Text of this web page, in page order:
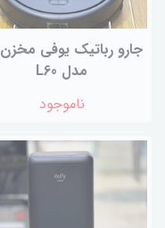
جارو رباتیک یوفی مخزن
مدل L60
ناموجود